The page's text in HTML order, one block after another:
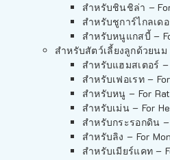
สำหรับชินชิล่า –
สำหรับชูการ์ไกลเด
สำหรับหนูแกสบี้ –
สำหรับสัตว์เลี้ยงลูกด้วยนม
สำหรับแฮมสเตอร์ –
สำหรับเฟอเรท –
สำหรับหนู – For
สำหรับเม่น – For
สำหรับกระรอกดิน
สำหรับลิง – For
สำหรับเมียร์แคท –